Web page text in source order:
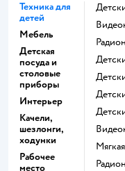
Техника для
детей
Мебель
Детская
посуда и
столовые
приборы
Интерьер
Качели,
шезлонги,
ходунки
Рабочее
место